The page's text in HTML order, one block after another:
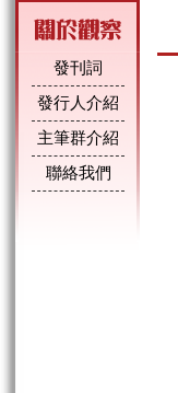
發刊詞
發行人介紹
主筆群介紹
聯絡我們